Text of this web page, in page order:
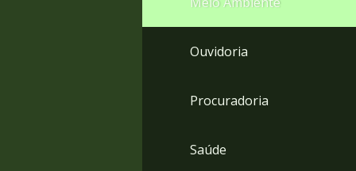
Ouvidoria
Procuradoria
Saúde